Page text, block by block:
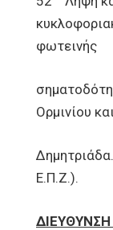
φωτεινής
Ορμινίου
Ε.Π.Ζ.).